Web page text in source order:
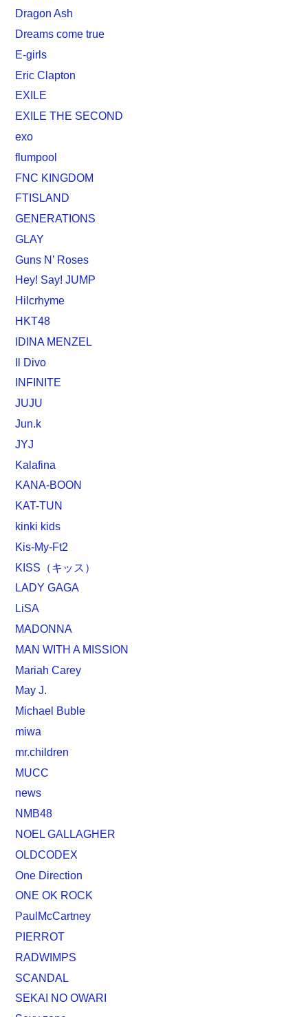
Dragon Ash
Dreams come true
E-girls
Eric Clapton
EXILE
EXILE THE SECOND
exo
flumpool
FNC KINGDOM
FTISLAND
GENERATIONS
GLAY
Guns N’ Roses
Hey! Say! JUMP
Hilcrhyme
HKT48
IDINA MENZEL
Il Divo
INFINITE
JUJU
Jun.k
JYJ
Kalafina
KANA-BOON
KAT-TUN
kinki kids
Kis-My-Ft2
KISS（キッス）
LADY GAGA
LiSA
MADONNA
MAN WITH A MISSION
Mariah Carey
May J.
Michael Buble
miwa
mr.children
MUCC
news
NMB48
NOEL GALLAGHER
OLDCODEX
One Direction
ONE OK ROCK
PaulMcCartney
PIERROT
RADWIMPS
SCANDAL
SEKAI NO OWARI